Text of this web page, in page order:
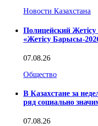
Новости Казахстана
Полицейский
«Жетісу Барысы-
07.08.26
Общество
В Казахстане за
ряд социально
07.08.26